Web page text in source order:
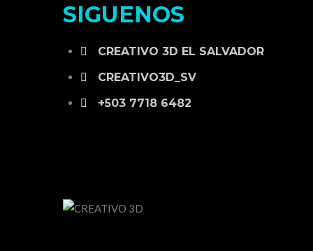
SIGUENOS
CREATIVO 3D EL SALVADOR
CREATIVO3D_SV
+503 7718 6482